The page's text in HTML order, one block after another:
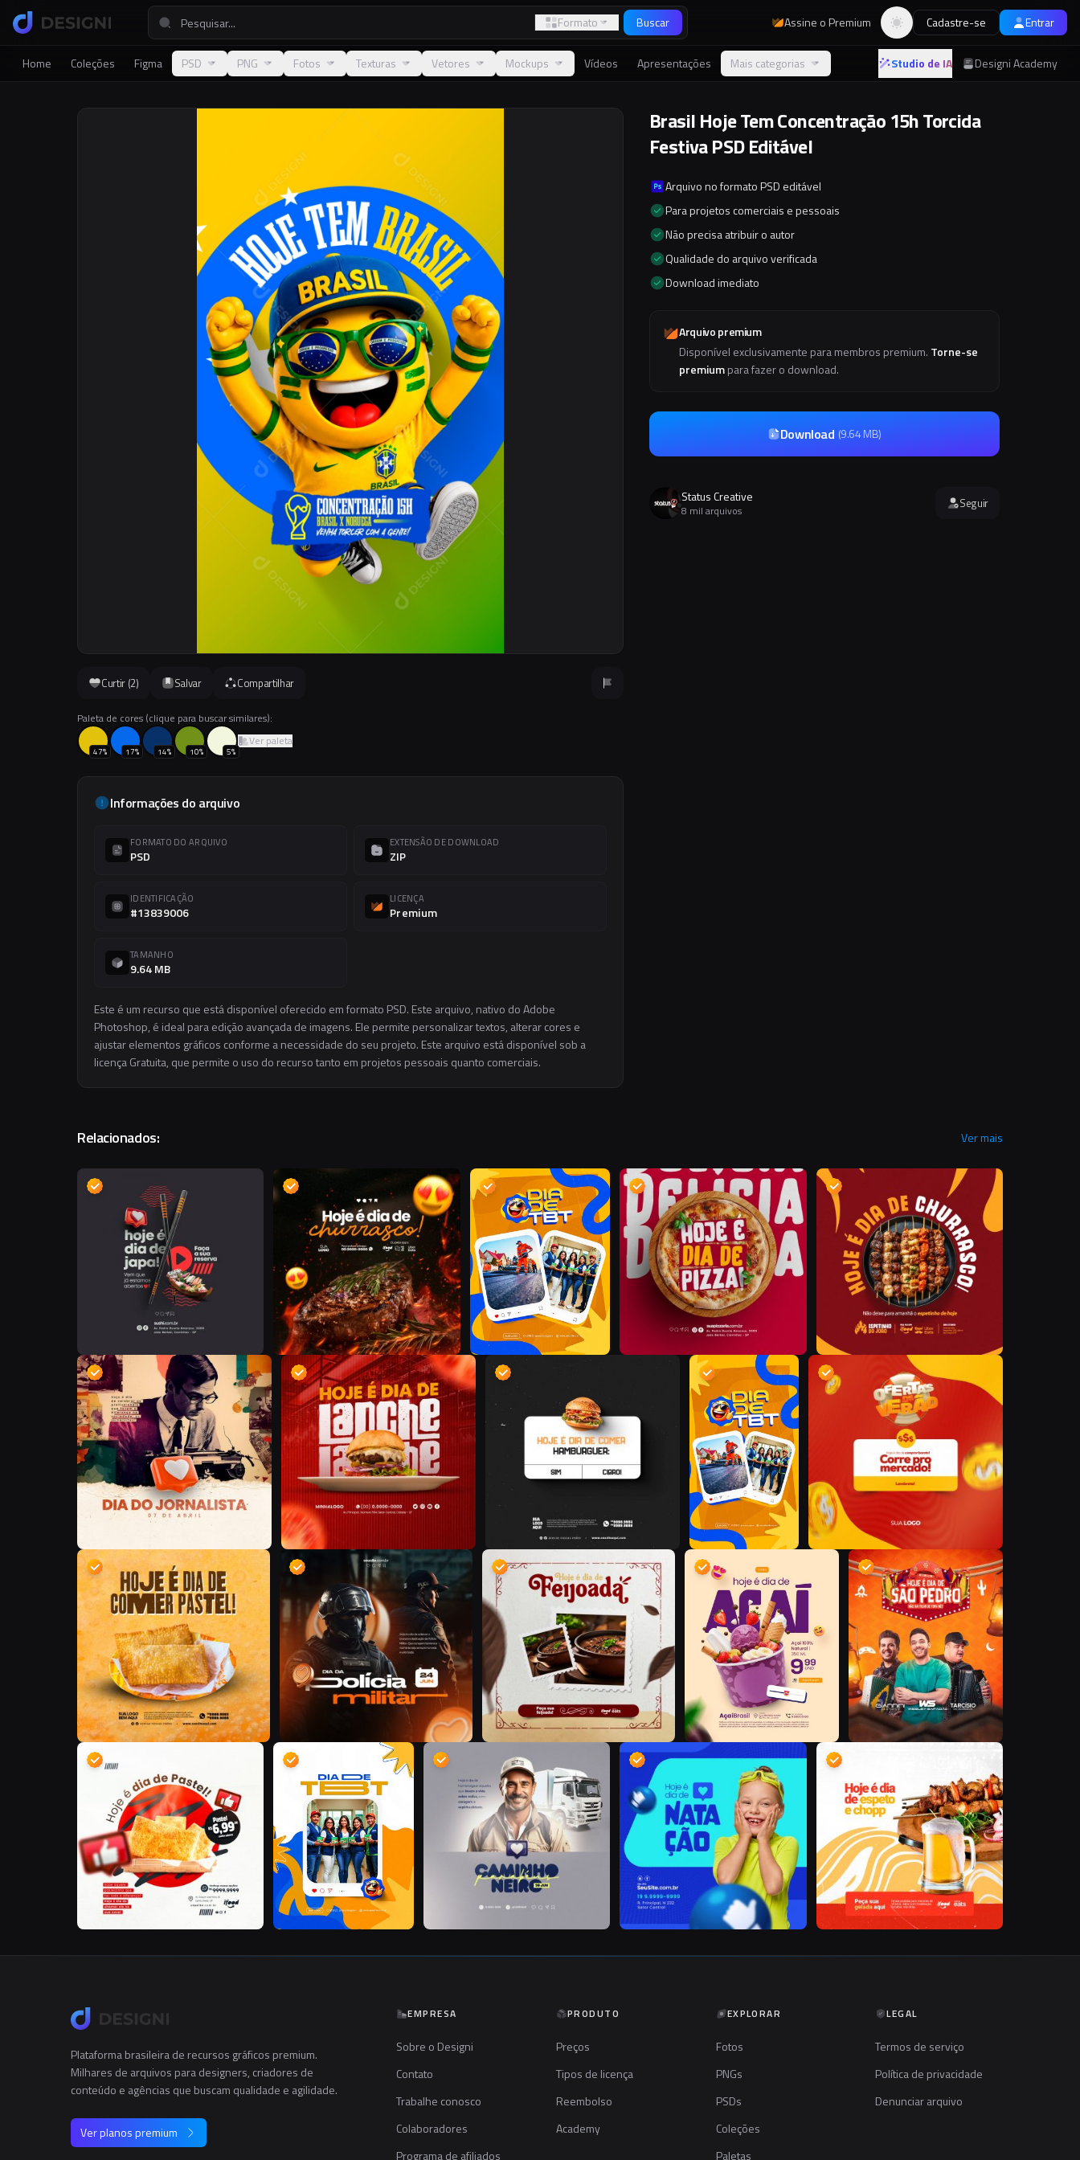
Formato Buscar Assine o Premium Alternar tema
Cadastre-se Entrar
Home Coleções Figma PSD PNG Fotos Texturas Vetores Mockups Vídeos Apresentações Mais categorias Studio de IA Designi Academy
Curtir (2) Salvar Compartilhar
Paleta de cores (clique para buscar similares):
47% 17% 14% 10% 5%
Ver paleta
Informações do arquivo
FORMATO DO ARQUIVO
PSD
EXTENSÃO DE DOWNLOAD
ZIP
IDENTIFICAÇÃO
#13839006
LICENÇA
Premium
TAMANHO
9.64 MB
Este é um recurso que está disponível oferecido em formato PSD. Este arquivo, nativo do Adobe
Photoshop, é ideal para edição avançada de imagens. Ele permite personalizar textos, alterar cores e
ajustar elementos gráficos conforme a necessidade do seu projeto. Este arquivo está disponível sob a
licença Gratuita, que permite o uso do recurso tanto em projetos pessoais quanto comerciais.
Brasil Hoje Tem Concentração 15h Torcida
Festiva PSD Editável
Arquivo no formato PSD editável
Para projetos comerciais e pessoais
Não precisa atribuir o autor
Qualidade do arquivo verificada
Download imediato
Arquivo premium
Disponível exclusivamente para membros premium. Torne-se
premiumpara fazer o download.
Download (9.64 MB)
Status Creative
8 mil arquivos Seguir
Relacionados: Ver mais
D S D
D D D
D D D
D
Plataforma brasileira de recursos gráficos premium.
Milhares de arquivos para designers, criadores de
conteúdo e agências que buscam qualidade e agilidade.
Ver planos premium
EMPRESA
Sobre o Designi
Contato
Trabalhe conosco
Colaboradores
Programa de afiliados
PRODUTO
Preços
Tipos de licença
Reembolso
Academy
EXPLORAR
Fotos
PNGs
PSDs
Coleções
Paletas
LEGAL
Termos de serviço
Política de privacidade
Denunciar arquivo